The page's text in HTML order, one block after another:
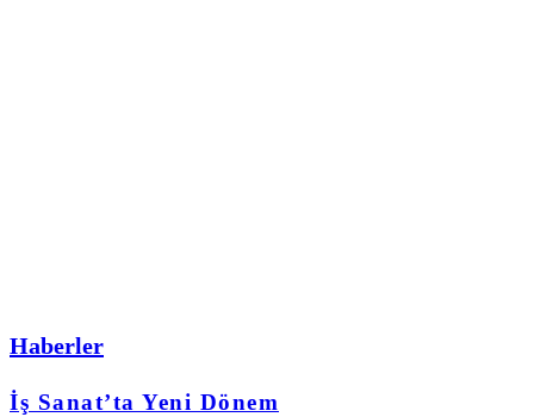
Haberler
İş Sanat’ta Yeni Dönem